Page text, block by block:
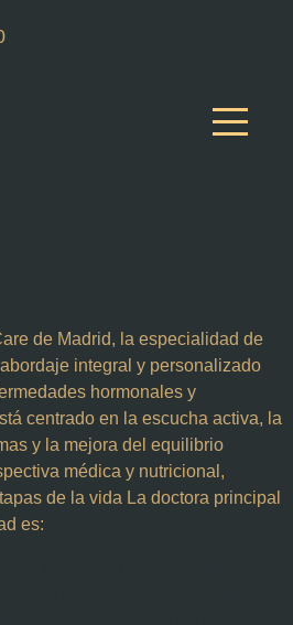
de Madrid, la especialidad de
integral y personalizado
hormonales y
centrado en la escucha activa, la
y la mejora del equilibrio
médica y nutricional,
de la vida La doctora principal
es: